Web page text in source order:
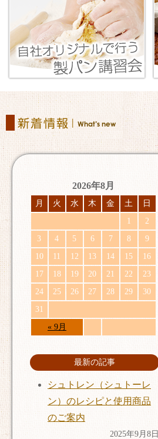
2026年8月
月 火 水 木 金 土 日
« 9月
1
2
3
4 5 6 7 8
9
10
11 12 13 14 15
16
17
18 19 20 21 22
23
24
25 26 27 28 29
30
31
最新の記事
シュトレン（シュトーレ
ン）のレシピと使用商品
のご案内
2025年9月8日